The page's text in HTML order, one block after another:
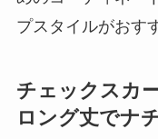
プスタイルがおす
チェックスカ
ロング丈でナ